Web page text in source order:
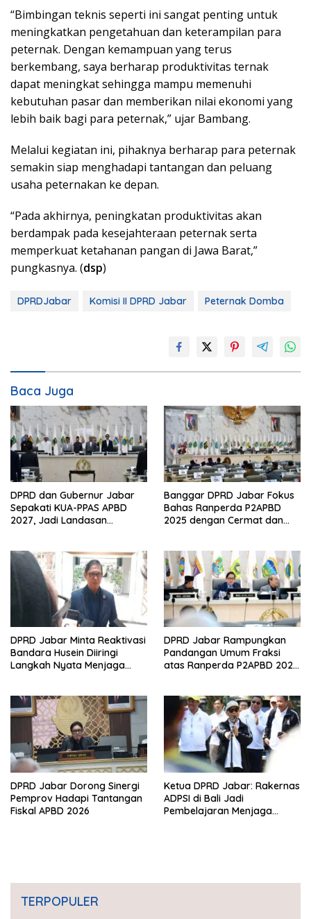
“Bimbingan teknis seperti ini sangat penting untuk
meningkatkan pengetahuan dan keterampilan para
peternak. Dengan kemampuan yang terus
berkembang, saya berharap produktivitas ternak
dapat meningkat sehingga mampu memenuhi
kebutuhan pasar dan memberikan nilai ekonomi yang
lebih baik bagi para peternak,” ujar Bambang.
Melalui kegiatan ini, pihaknya berharap para peternak
semakin siap menghadapi tantangan dan peluang
usaha peternakan ke depan.
“Pada akhirnya, peningkatan produktivitas akan
berdampak pada kesejahteraan peternak serta
memperkuat ketahanan pangan di Jawa Barat,”
pungkasnya. (dsp)
DPRDJabar Komisi II DPRD Jabar Peternak Domba
Baca Juga
DPRD dan Gubernur Jabar
Sepakati KUA-PPAS APBD
2027, Jadi Landasan
Banggar DPRD Jabar Fokus
Bahas Ranperda P2APBD
2025 dengan Cermat dan
DPRD Jabar Minta Reaktivasi
Bandara Husein Diiringi
Langkah Nyata Menjaga
DPRD Jabar Rampungkan
Pandangan Umum Fraksi
atas Ranperda P2APBD 2025,
DPRD Jabar Dorong Sinergi
Pemprov Hadapi Tantangan
Fiskal APBD 2026
Ketua DPRD Jabar: Rakernas
ADPSI di Bali Jadi
Pembelajaran Menjaga
TERPOPULER